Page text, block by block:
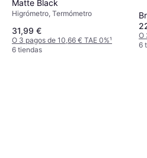
Matte Black
Higrómetro, Termómetro
31,99 €
O 3 pagos de 10,66 € TAE 0%¹
6 tiendas
O
6